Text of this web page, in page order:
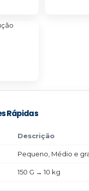
Rápidas
Descrição
Pequeno, Médio e
150 G → 10 kg